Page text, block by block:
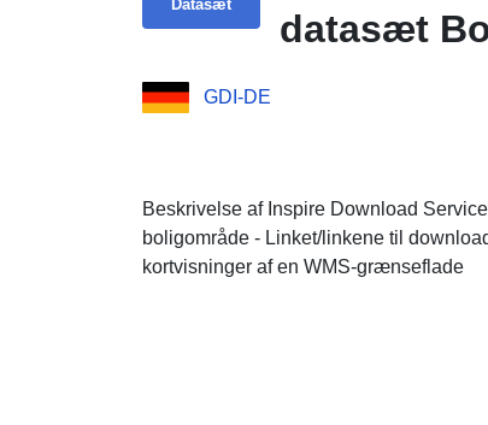
Datasæt
datasæt
GDI-DE
Beskrivelse af Inspire Download
boligområde - Linket/linkene til
kortvisninger af en WMS-grænseflade